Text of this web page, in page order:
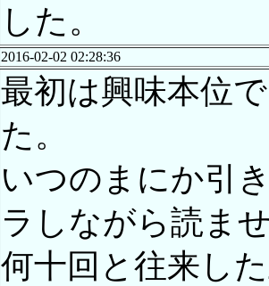
した。
2016-02-02 02:28:36
最初は興味本位
た。
いつのまにか引
ラしながら読ま
何十回と往来し